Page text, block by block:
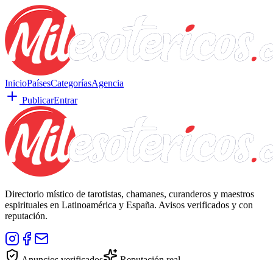
InicioPaísesCategoríasAgencia
PublicarEntrar
Directorio místico de tarotistas, chamanes, curanderos y maestros
espirituales en Latinoamérica y España. Avisos verificados y con
reputación.